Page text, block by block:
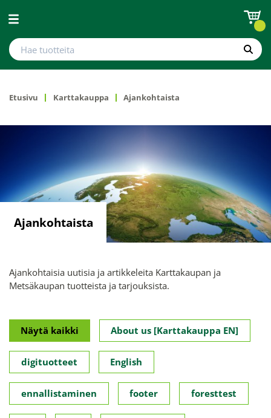
Avaa valikko
Hae tuotteita
Hae
Etusivu Karttakauppa Ajankohtaista
Ajankohtaista
Ajankohtaisia uutisia ja artikkeleita Karttakaupan ja
Metsäkaupan tuotteista ja tarjouksista.
Näytä kaikki About us [Karttakauppa EN]
digituotteet English
ennallistaminen footer foresttest